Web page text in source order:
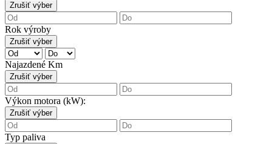
Zrušiť výber
Rok výroby
Zrušiť výber
Najazdené Km
Zrušiť výber
Výkon motora (kW):
Zrušiť výber
Typ paliva